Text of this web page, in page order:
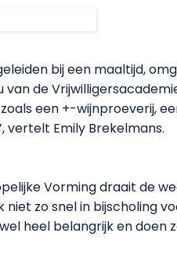
bij een maaltijd,
de
een +-wijnproeverij,
vertelt Emily Brekelmans.
Vorming draait de
niet zo snel in bijscholing
heel belangrijk en doen